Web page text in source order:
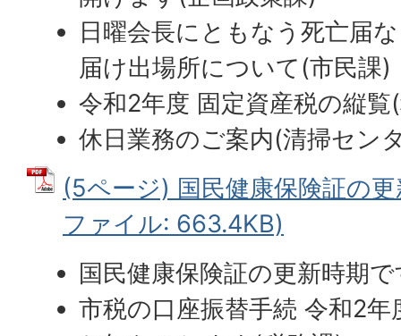
日曜会長にともなう死亡届
届け出場所について(市民課)
令和2年度 固定資産税の縦覧
休日業務のご案内(清掃セン
(5ページ) 国民健康保険証の
ファイル: 663.4KB)
国民健康保険証の更新時期
市税の口座振替手続 令和2